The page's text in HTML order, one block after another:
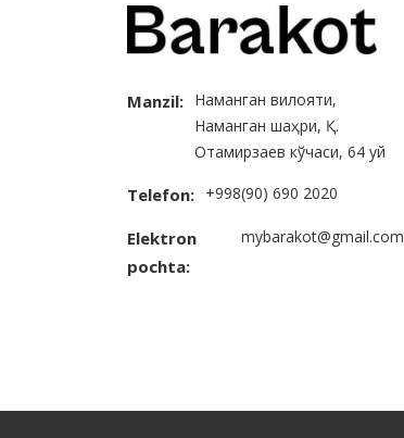
Manzil: Наманган вилояти,
Наманган шаҳри, Қ.
Отамирзаев кўчаси, 64 уй
Telefon: +998(90) 690 2020
Elektron
pochta:
mybarakot@gmail.com